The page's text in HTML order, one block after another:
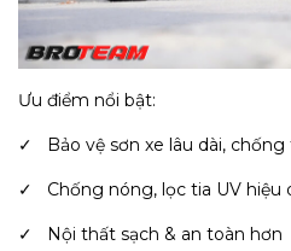
Ưu điểm nổi bật:
✓ Bảo vệ sơn xe lâu dài, chống
✓ Chống nóng, lọc tia UV hiệu
✓ Nội thất sạch & an toàn hơn